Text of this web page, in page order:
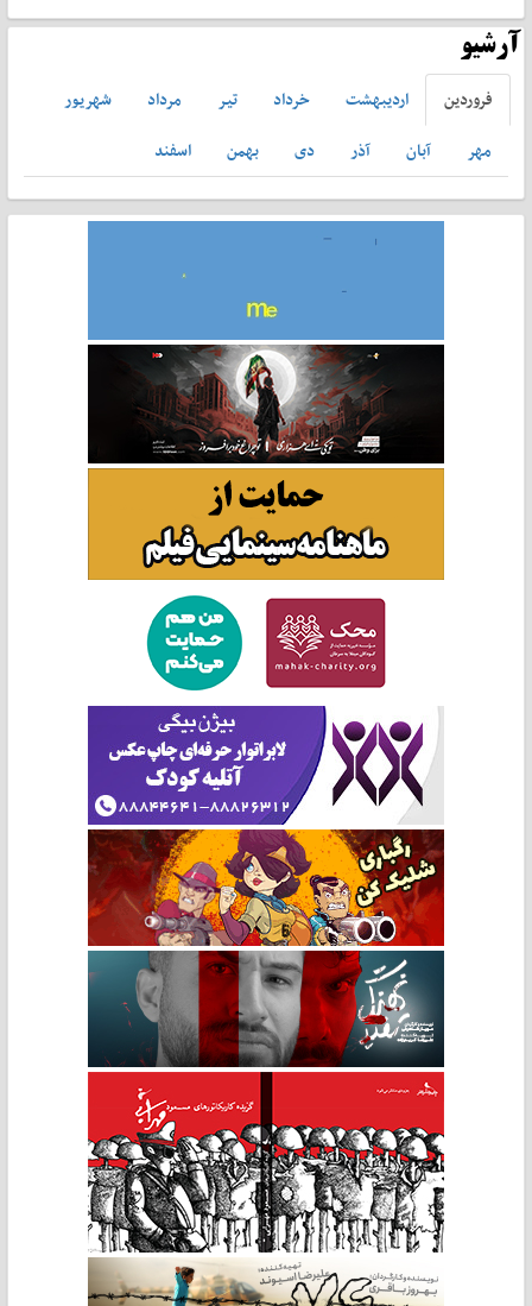
آرشیو
فروردين ارديبهشت خرداد تير مرداد
شهريور
مهر
آبان آذر دی بهمن اسفند